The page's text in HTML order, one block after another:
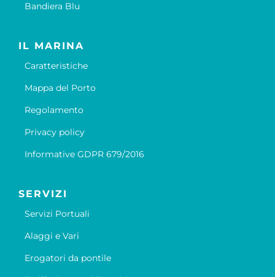
Bandiera Blu
IL MARINA
Caratteristiche
Mappa del Porto
Regolamento
Privacy policy
Informative GDPR 679/2016
SERVIZI
Servizi Portuali
Alaggi e Vari
Erogatori da pontile